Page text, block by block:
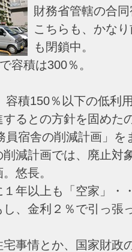
財務省管轄の合
こちらも、かな
も閉鎖中。
容積は300％。
容積150％以下の低利
るとの方針を固めた
員宿舎の削減計画」を
減計画では、廃止対
悠長。
年以上も「空家」・
し、金利２％で引っ張
事情とか、国家財政